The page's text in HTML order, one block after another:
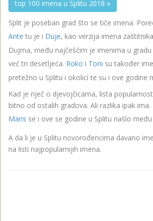
top 100 imena u Splitu 2018 »
Split je poseban grad što se tiče imena.
Ante tu je i Duje, kao verzija imena
Dujma, među najčešćim je imenima u
već tri desetljeća. Roko i Toni su također
pretežno u Splitu i okolici te su i ove godine
Kad je riječ o djevojčicama, lista
bitno od ostalih gradova. Ali razlika ipak
Maris se i ove se godine u Splitu našlo
A da li je u Splitu novorođencima davano
na listi najpopularnijih imena.